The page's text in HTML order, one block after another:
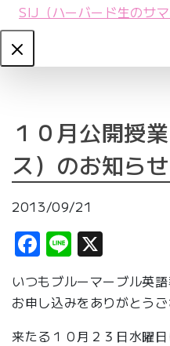
SIJ（ハーバード生のサマ
Close
１０月公開授
ス）のお知らせ
2013/09/21
Facebook
Line
いつもブルーマーブル英
お申し込みをありがとうご
来たる１０月２３日水曜